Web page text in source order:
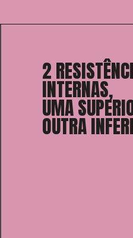
2
INTERNAS,
UMA
OUTRA